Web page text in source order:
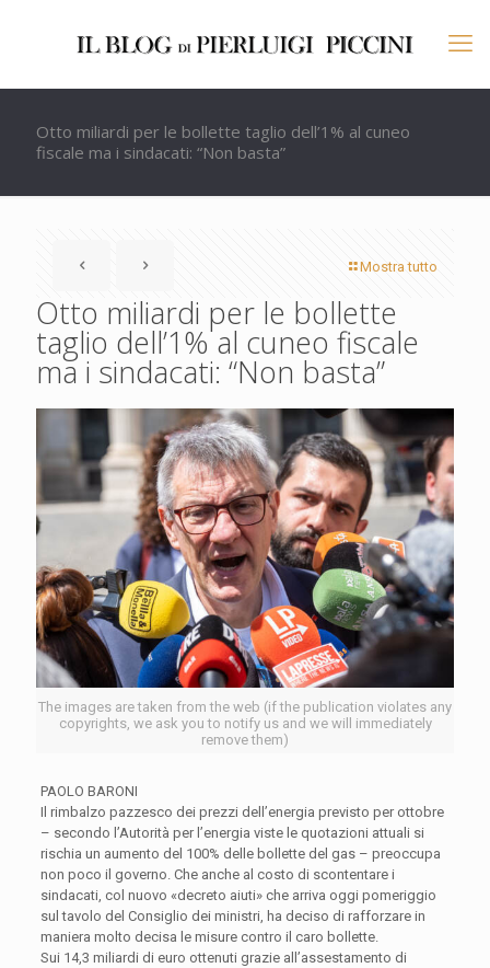
Otto miliardi per le bollette taglio dell’1% al cuneo
fiscale ma i sindacati: “Non basta”
Mostra tutto
Otto miliardi per le bollette
taglio dell’1% al cuneo fiscale
ma i sindacati: “Non basta”
The images are taken from the web (if the publication violates any
copyrights, we ask you to notify us and we will immediately
remove them)
PAOLO BARONI
Il rimbalzo pazzesco dei prezzi dell’energia previsto per ottobre
– secondo l’Autorità per l’energia viste le quotazioni attuali si
rischia un aumento del 100% delle bollette del gas – preoccupa
non poco il governo. Che anche al costo di scontentare i
sindacati, col nuovo «decreto aiuti» che arriva oggi pomeriggio
sul tavolo del Consiglio dei ministri, ha deciso di rafforzare in
maniera molto decisa le misure contro il caro bollette.
Sui 14,3 miliardi di euro ottenuti grazie all’assestamento di